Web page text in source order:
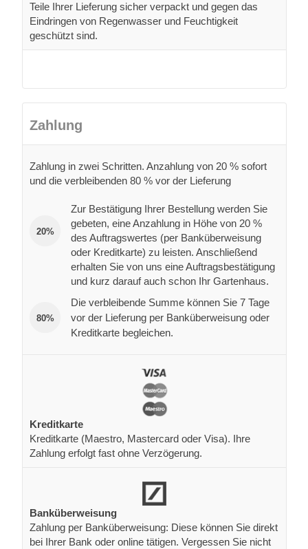
Teile Ihrer Lieferung sicher verpackt und gegen das
Eindringen von Regenwasser und Feuchtigkeit
geschützt sind.
Zahlung
Zahlung in zwei Schritten. Anzahlung von 20 % sofort
und die verbleibenden 80 % vor der Lieferung
20%
Zur Bestätigung Ihrer Bestellung werden Sie
gebeten, eine Anzahlung in Höhe von 20 %
des Auftragswertes (per Banküberweisung
oder Kreditkarte) zu leisten. Anschließend
erhalten Sie von uns eine Auftragsbestätigung
und kurz darauf auch schon Ihr Gartenhaus.
80%
Die verbleibende Summe können Sie 7 Tage
vor der Lieferung per Banküberweisung oder
Kreditkarte begleichen.
Kreditkarte
Kreditkarte (Maestro, Mastercard oder Visa). Ihre
Zahlung erfolgt fast ohne Verzögerung.
Banküberweisung
Zahlung per Banküberweisung: Diese können Sie direkt
bei Ihrer Bank oder online tätigen. Vergessen Sie nicht